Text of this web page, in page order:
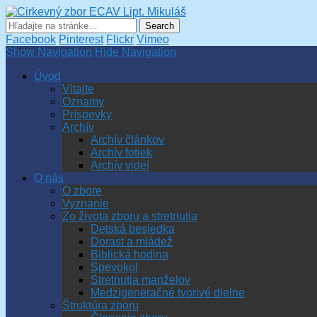
Facebook Pinterest Flickr Vimeo
Show Navigation Hide Navigation
Úvod
Vitajte
Oznamy
Príspevky
Archív
Archív článkov
Archív fotiek
Archív videí
O nás
O zbore
Vyznanie
Zo života zboru a stretnutia
Detská besiedka
Dorast a mládež
Biblická hodina
Spevokol
Stretnutia manželov
Medzigeneračné tvorivé dielne
Štruktúra zboru